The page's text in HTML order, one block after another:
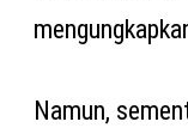
Namun,